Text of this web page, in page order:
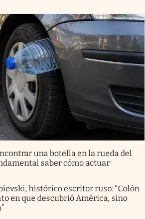
una botella en la rueda del
saber cómo actuar
histórico escritor ruso: “Colón
en que descubrió América, sino